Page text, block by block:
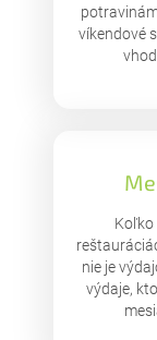
víkendové
Koľko
nie je
výdaje,